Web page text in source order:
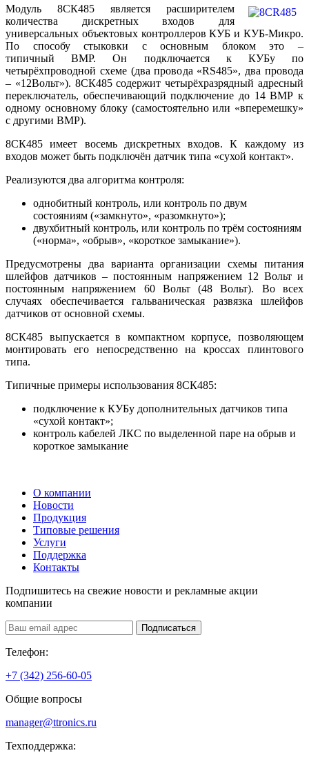
Модуль 8СК485 является расширителем
количества дискретных входов для
универсальных объектовых контроллеров КУБ и КУБ-Микро.
По способу стыковки с основным блоком это –
типичный ВМР. Он подключается к КУБу по
четырёхпроводной схеме (два провода «RS485», два провода
– «12Вольт»). 8СК485 содержит четырёхразрядный адресный
переключатель, обеспечивающий подключение до 14 ВМР к
одному основному блоку (самостоятельно или «вперемешку»
с другими ВМР).
8СК485 имеет восемь дискретных входов. К каждому из
входов может быть подключён датчик типа «сухой контакт».
Реализуются два алгоритма контроля:
однобитный контроль, или контроль по двум
состояниям («замкнуто», «разомкнуто»);
двухбитный контроль, или контроль по трём состояниям
(«норма», «обрыв», «короткое замыкание»).
Предусмотрены два варианта организации схемы питания
шлейфов датчиков – постоянным напряжением 12 Вольт и
постоянным напряжением 60 Вольт (48 Вольт). Во всех
случаях обеспечивается гальваническая развязка шлейфов
датчиков от основной схемы.
8СК485 выпускается в компактном корпусе, позволяющем
монтировать его непосредственно на кроссах плинтового
типа.
Типичные примеры использования 8СК485:
подключение к КУБу дополнительных датчиков типа
«сухой контакт»;
контроль кабелей ЛКС по выделенной паре на обрыв и
короткое замыкание
О компании
Новости
Продукция
Типовые решения
Услуги
Поддержка
Контакты
Подпишитесь на свежие новости и рекламные акции
компании
Подписаться
Телефон:
+7 (342) 256-60-05
Общие вопросы
manager@ttronics.ru
Техподдержка: